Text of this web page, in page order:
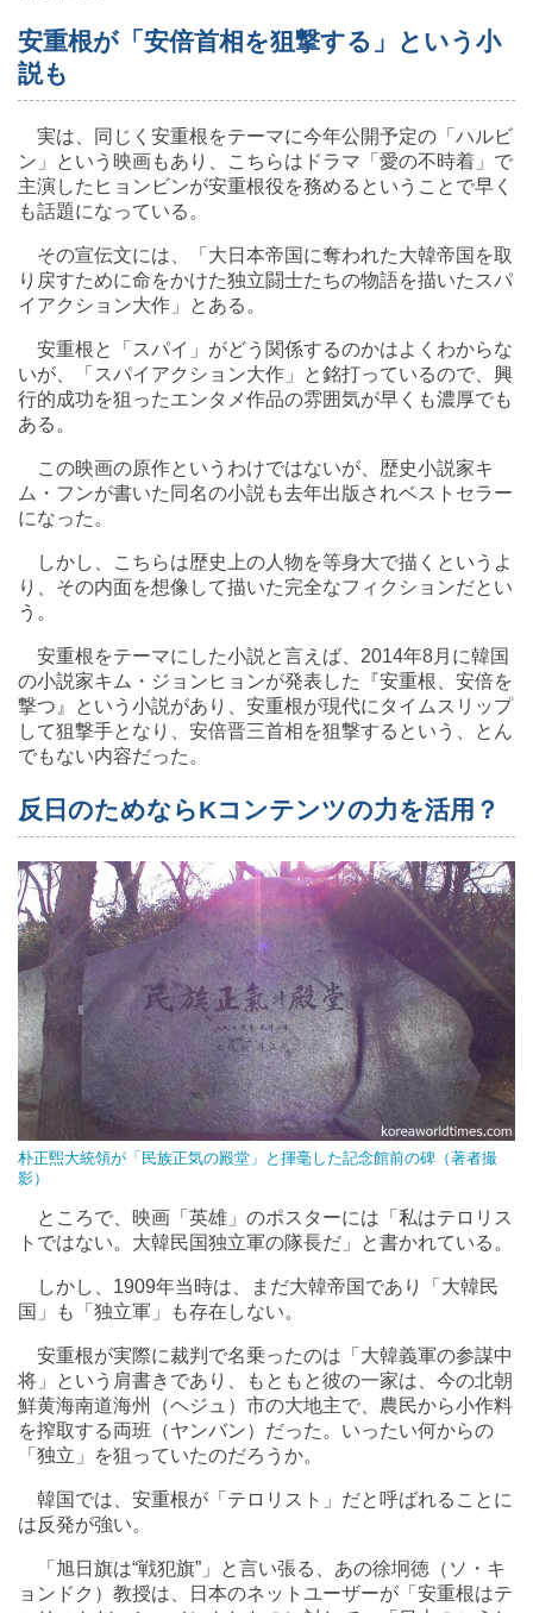
安重根が「安倍首相を狙撃する」という小
説も
実は、同じく安重根をテーマに今年公開予定の「ハルビ
ン」という映画もあり、こちらはドラマ「愛の不時着」で
主演したヒョンビンが安重根役を務めるということで早く
も話題になっている。
その宣伝文には、「大日本帝国に奪われた大韓帝国を取
り戻すために命をかけた独立闘士たちの物語を描いたスパ
イアクション大作」とある。
安重根と「スパイ」がどう関係するのかはよくわからな
いが、「スパイアクション大作」と銘打っているので、興
行的成功を狙ったエンタメ作品の雰囲気が早くも濃厚でも
ある。
この映画の原作というわけではないが、歴史小説家キ
ム・フンが書いた同名の小説も去年出版されベストセラー
になった。
しかし、こちらは歴史上の人物を等身大で描くというよ
り、その内面を想像して描いた完全なフィクションだとい
う。
安重根をテーマにした小説と言えば、2014年8月に韓国
の小説家キム・ジョンヒョンが発表した『安重根、安倍を
撃つ』という小説があり、安重根が現代にタイムスリップ
して狙撃手となり、安倍晋三首相を狙撃するという、とん
でもない内容だった。
反日のためならKコンテンツの力を活用？
朴正煕大統領が「民族正気の殿堂」と揮毫した記念館前の碑（著者撮
影）
ところで、映画「英雄」のポスターには「私はテロリス
トではない。大韓民国独立軍の隊長だ」と書かれている。
しかし、1909年当時は、まだ大韓帝国であり「大韓民
国」も「独立軍」も存在しない。
安重根が実際に裁判で名乗ったのは「大韓義軍の参謀中
将」という肩書きであり、もともと彼の一家は、今の北朝
鮮黄海南道海州（ヘジュ）市の大地主で、農民から小作料
を搾取する両班（ヤンバン）だった。いったい何からの
「独立」を狙っていたのだろうか。
韓国では、安重根が「テロリスト」だと呼ばれることに
は反発が強い。
「旭日旗は“戦犯旗”」と言い張る、あの徐坰徳（ソ・キ
ョンドク）教授は、日本のネットユーザーが「安重根はテ